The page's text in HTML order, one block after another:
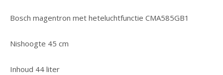
Bosch magentron met heteluchtfunctie CMA585GB1
Nishoogte 45 cm
Inhoud 44 liter